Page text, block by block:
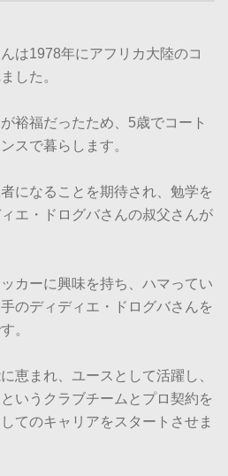
は1978年にアフリカ大陸のコ
した。
裕福だったため、5歳でコート
スで暮らします。
になることを期待され、勉学を
エ・ドログバさんの叔父さんが
カーに興味を持ち、ハマってい
のディディエ・ドログバさんを
。
恵まれ、ユースとして活躍し、
いうクラブチームとプロ契約を
てのキャリアをスタートさせま